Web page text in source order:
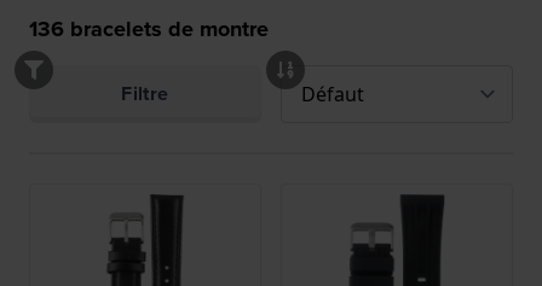
136 bracelets de montre
Filtre